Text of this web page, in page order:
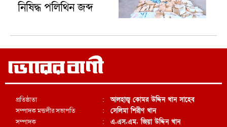
নিষিদ্ধ পলিথিন জব্দ
প্রতিষ্ঠাতা
সম্পাদক মন্ডলীর সভাপতি
সম্পাদক
:
:
:
আলহাজ্ব কোমর উদ্দিন খান সাহেব
সেলিমা শিরীণ খান
এ.এস.এম. জিয়া উদ্দিন খান